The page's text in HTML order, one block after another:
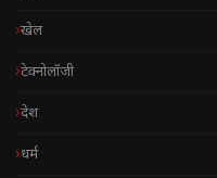
खेल
टेक्नोलॉजी
देश
धर्म